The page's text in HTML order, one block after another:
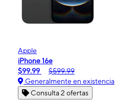
Apple
iPhone 16e
$99.99
$599.99
Generalmente en existencia
Consulta 2 ofertas